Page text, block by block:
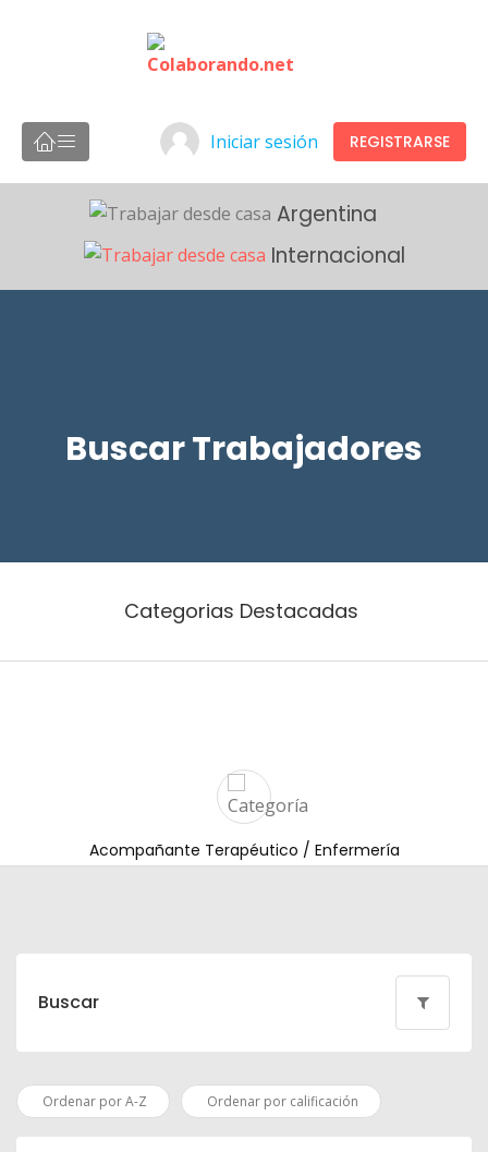
Iniciar sesión REGISTRARSE
Argentina
Internacional
Buscar Trabajadores
Categorias Destacadas
Acompañante Terapéutico / Enfermería
Buscar
Ordenar por A-Z Ordenar por calificación